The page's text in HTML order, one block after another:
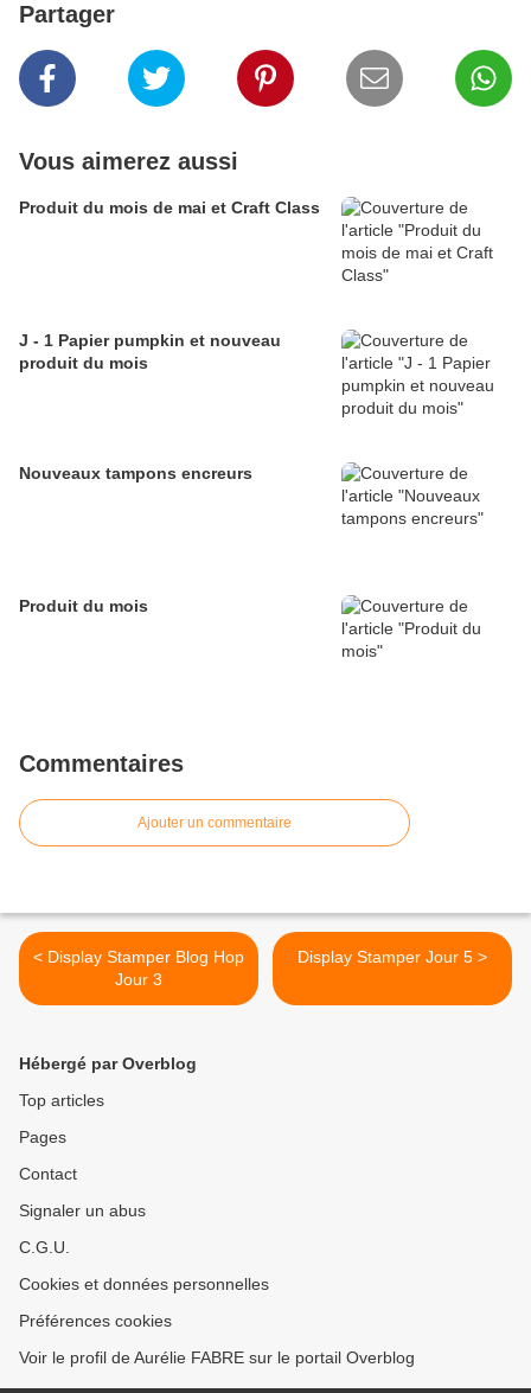
Partager
Vous aimerez aussi
Produit du mois de mai et Craft Class
J - 1 Papier pumpkin et nouveau
produit du mois
Nouveaux tampons encreurs
Produit du mois
Commentaires
Ajouter un commentaire
< Display Stamper Blog Hop
Jour 3
Display Stamper Jour 5 >
Hébergé par Overblog
Top articles
Pages
Contact
Signaler un abus
C.G.U.
Cookies et données personnelles
Préférences cookies
Voir le profil de Aurélie FABRE sur le portail Overblog